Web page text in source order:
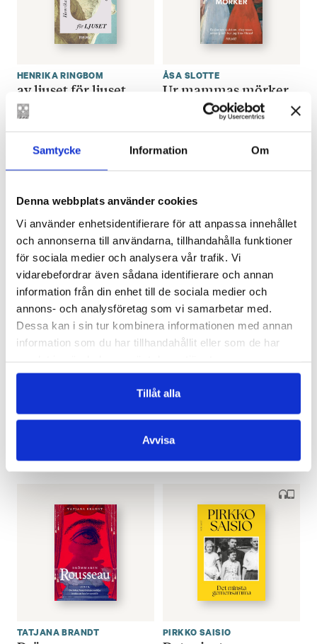
Samtycke Information Om
Denna webbplats använder cookies
Vi använder enhetsidentifierare för att anpassa innehållet
och annonserna till användarna, tillhandahålla funktioner
för sociala medier och analysera vår trafik. Vi
vidarebefordrar även sådana identifierare och annan
information från din enhet till de sociala medier och
annons- och analysföretag som vi samarbetar med.
Dessa kan i sin tur kombinera informationen med annan
information som du har tillhandahållit eller som de har
Tillåt alla
Avvisa
HENRIKA RINGBOM
av ljuset för ljuset
€30.40
ÅSA SLOTTE
Ur mammas mörker.
Essäer om sjukdom,
diagnoser, omsorg
filosof
LÄGG I VARUKORG
NORA HÄMÄLÄINEN
ensamheter
€30.40
Hämnden i
€30.40
TATJANA BRANDT PIRKKO SAISIO